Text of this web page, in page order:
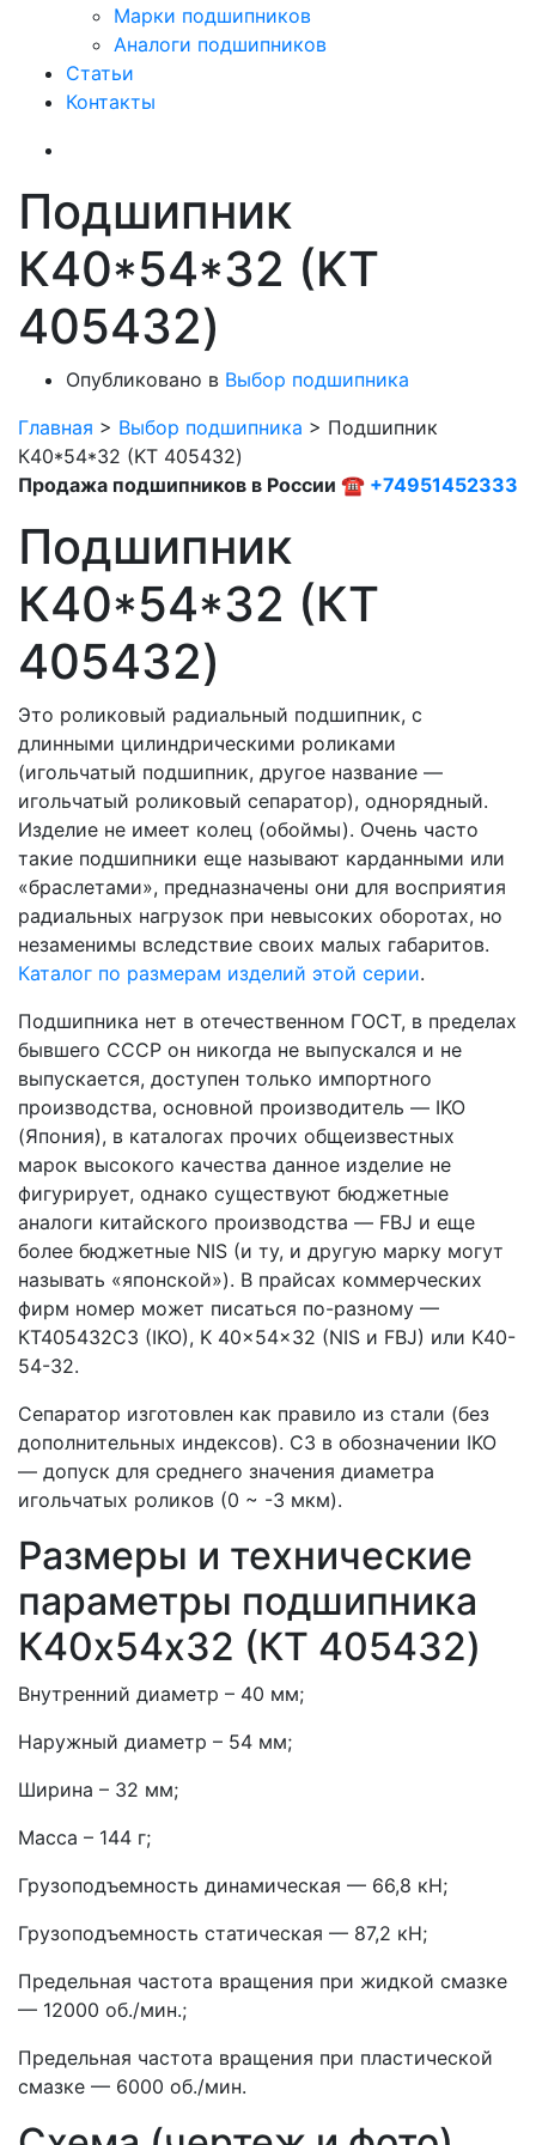
Марки подшипников
Аналоги подшипников
Статьи
Контакты
Подшипник
К40*54*32 (KT
405432)
Опубликовано в Выбор подшипника
Главная > Выбор подшипника > Подшипник
К40*54*32 (KT 405432)
Продажа подшипников в России ☎ +74951452333
Подшипник
К40*54*32 (КT
405432)
Это роликовый радиальный подшипник, с
длинными цилиндрическими роликами
(игольчатый подшипник, другое название —
игольчатый роликовый сепаратор), однорядный.
Изделие не имеет колец (обоймы). Очень часто
такие подшипники еще называют карданными или
«браслетами», предназначены они для восприятия
радиальных нагрузок при невысоких оборотах, но
незаменимы вследствие своих малых габаритов.
Каталог по размерам изделий этой серии.
Подшипника нет в отечественном ГОСТ, в пределах
бывшего СССР он никогда не выпускался и не
выпускается, доступен только импортного
производства, основной производитель — IKO
(Япония), в каталогах прочих общеизвестных
марок высокого качества данное изделие не
фигурирует, однако существуют бюджетные
аналоги китайского производства — FBJ и еще
более бюджетные NIS (и ту, и другую марку могут
называть «японской»). В прайсах коммерческих
фирм номер может писаться по-разному —
КT405432C3 (IKO), K 40x54x32 (NIS и FBJ) или K40-
54-32.
Сепаратор изготовлен как правило из стали (без
дополнительных индексов). C3 в обозначении IKO
— допуск для среднего значения диаметра
игольчатых роликов (0 ~ -3 мкм).
Размеры и технические
параметры подшипника
К40х54х32 (КT 405432)
Внутренний диаметр – 40 мм;
Наружный диаметр – 54 мм;
Ширина – 32 мм;
Масса – 144 г;
Грузоподъемность динамическая — 66,8 кН;
Грузоподъемность статическая — 87,2 кН;
Предельная частота вращения при жидкой смазке
— 12000 об./мин.;
Предельная частота вращения при пластической
смазке — 6000 об./мин.